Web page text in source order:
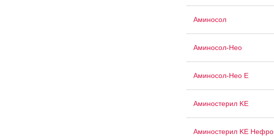
Аминосол
Аминосол-Нео
Аминосол-Нео Е
Аминостерил KE
Аминостерил KE Нефро